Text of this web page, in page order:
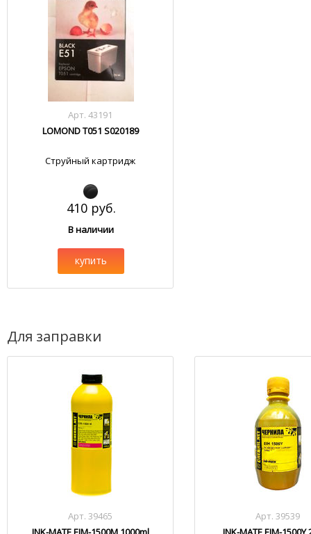
Арт. 43191
LOMOND T051 S020189
Струйный картридж
410 руб.
В наличии
купить
Для заправки
Арт. 39465
Арт. 39539